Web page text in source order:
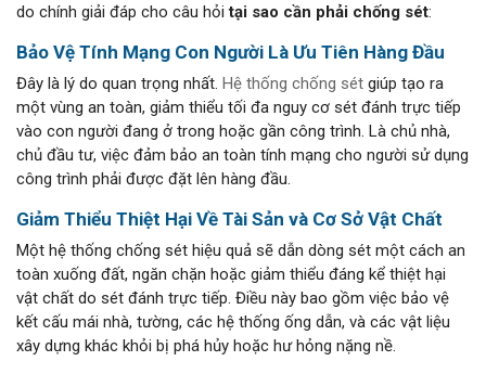
do chính giải đáp cho câu hỏitại sao cần phải chống sét:
Bảo Vệ Tính Mạng Con Người Là Ưu Tiên Hàng Đầu
Đây là lý do quan trọng nhất. Hệ thống chống sét giúp tạo ra
một vùng an toàn, giảm thiểu tối đa nguy cơ sét đánh trực tiếp
vào con người đang ở trong hoặc gần công trình. Là chủ nhà,
chủ đầu tư, việc đảm bảo an toàn tính mạng cho người sử dụng
công trình phải được đặt lên hàng đầu.
Giảm Thiểu Thiệt Hại Về Tài Sản và Cơ Sở Vật Chất
Một hệ thống chống sét hiệu quả sẽ dẫn dòng sét một cách an
toàn xuống đất, ngăn chặn hoặc giảm thiểu đáng kể thiệt hại
vật chất do sét đánh trực tiếp. Điều này bao gồm việc bảo vệ
kết cấu mái nhà, tường, các hệ thống ống dẫn, và các vật liệu
xây dựng khác khỏi bị phá hủy hoặc hư hỏng nặng nề.